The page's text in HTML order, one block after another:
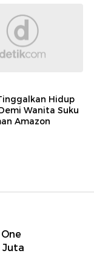
Hidup
Wanita Suku
Amazon
Juta